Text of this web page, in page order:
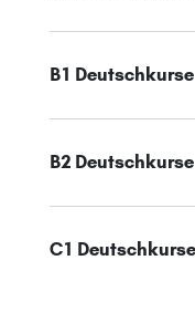
B1 Deutschkurse
B2 Deutschkurse
C1 Deutschkurse